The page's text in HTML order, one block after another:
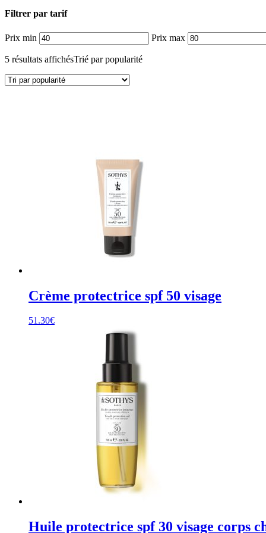
Filtrer par tarif
Prix min Prix max
5 résultats affichésTrié par popularité
Crème protectrice spf 50 visage
51.30€
Huile protectrice spf 30 visage corps